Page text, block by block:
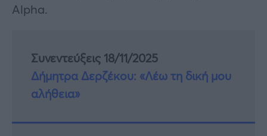
Alpha.
Συνεντεύξεις 18/11/2025
Δήμητρα Δερζέκου: «Λέω τη δική μου
αλήθεια»